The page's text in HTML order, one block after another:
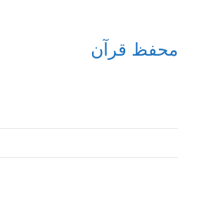
محفظ قرآن